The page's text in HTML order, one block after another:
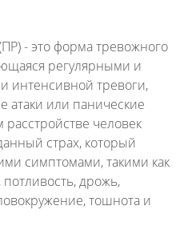
- это форма тревожного
регулярными и
интенсивной тревоги,
атаки или панические
человек
страх, который
симптомами, такими как
дрожь,
тошнота и